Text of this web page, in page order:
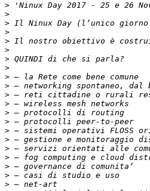
>
>
>
>
>
>
>
>
>
>
>
>
>
>
>
>
>
>
>
>
>